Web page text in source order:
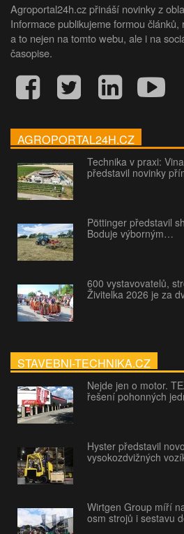
Agroportal24h.cz přináší novinky z
Informace publikujeme formou
a to nejen na tomto webu, ale i na
časopise.
AGROPORTAL24H.CZ
Technika v praxi:
představil novinky
Pöttinger představil
Boduje výborným…
600 vystavovatelů,
Živitelka 2026 je za
STAVEBNI-TECHNIKA.CZ
Nejde jen o motor.
řešení pohonných
Hyster představil
vysokozdvižných
Wirtgen Group míří
osm strojů i sestavu